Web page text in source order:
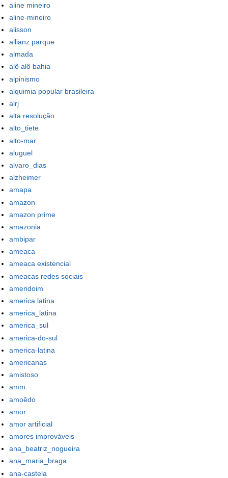
aline mineiro
aline-mineiro
alisson
allianz parque
almada
alô alô bahia
alpinismo
alquimia popular brasileira
alrj
alta resolução
alto_tiete
alto-mar
aluguel
alvaro_dias
alzheimer
amapa
amazon
amazon prime
amazonia
ambipar
ameaca
ameaca existencial
ameacas redes sociais
amendoim
america latina
america_latina
america_sul
america-do-sul
america-latina
americanas
amistoso
amm
amoêdo
amor
amor artificial
amores improváveis
ana_beatriz_nogueira
ana_maria_braga
ana-castela